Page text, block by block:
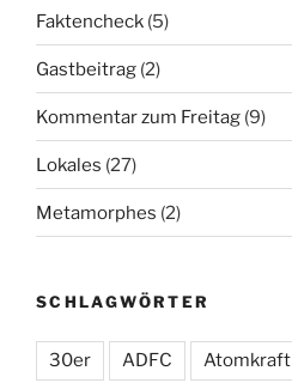
Faktencheck (5)
Gastbeitrag (2)
Kommentar zum Freitag (9)
Lokales (27)
Metamorphes (2)
SCHLAGWÖRTER
30er ADFC Atomkraft